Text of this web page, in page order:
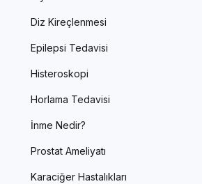
Diz Kireçlenmesi
Epilepsi Tedavisi
Histeroskopi
Horlama Tedavisi
İnme Nedir?
Prostat Ameliyatı
Karaciğer Hastalıkları